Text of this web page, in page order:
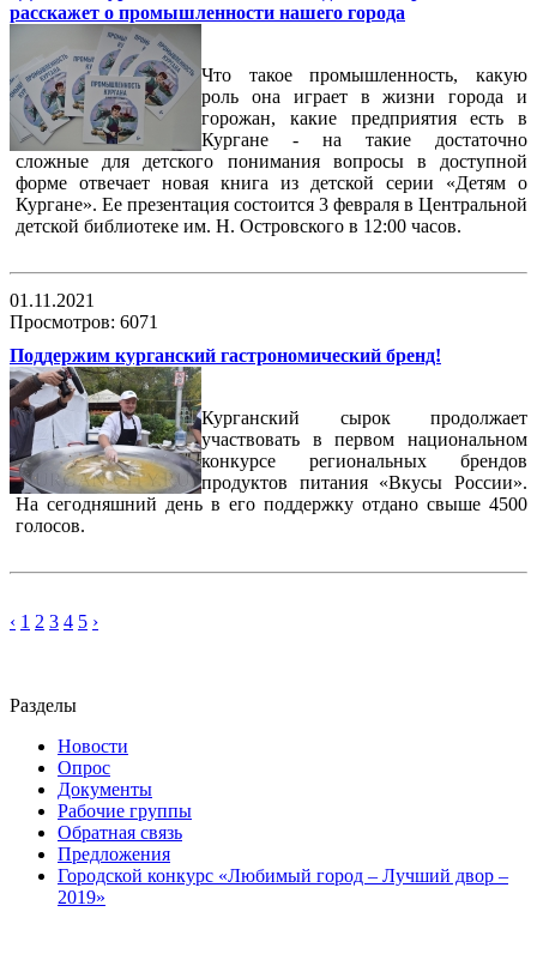
расскажет о промышленности нашего города
Что такое промышленность, какую
роль она играет в жизни города и
горожан, какие предприятия есть в
Кургане - на такие достаточно
сложные для детского понимания вопросы в доступной
форме отвечает новая книга из детской серии «Детям о
Кургане». Ее презентация состоится 3 февраля в Центральной
детской библиотеке им. Н. Островского в 12:00 часов.
01.11.2021
Просмотров: 6071
Поддержим курганский гастрономический бренд!
Курганский сырок продолжает
участвовать в первом национальном
конкурсе региональных брендов
продуктов питания «Вкусы России».
На сегодняшний день в его поддержку отдано свыше 4500
голосов.
‹ 1 2 3 4 5 ›
Разделы
Новости
Опрос
Документы
Рабочие группы
Обратная связь
Предложения
Городской конкурс «Любимый город – Лучший двор –
2019»